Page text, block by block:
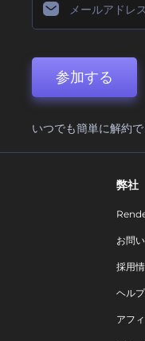
参加する
いつでも簡単に解約で
弊社
お問
採用
ヘル
アフ